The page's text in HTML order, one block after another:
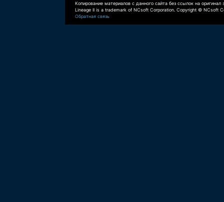
Копирование материалов с данного сайта без ссылок на оригинал
Lineage II is a trademark of NCsoft Corporation. Copyright © NCsoft
Обратная связь